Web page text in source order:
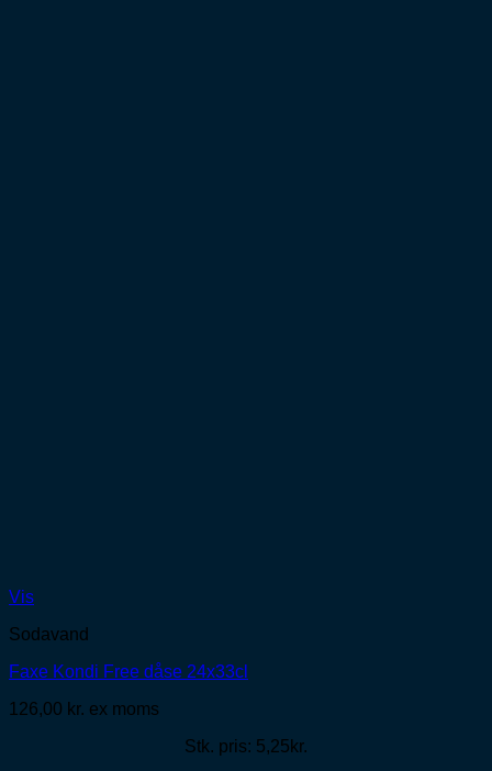
Vis
Sodavand
Faxe Kondi Free dåse 24x33cl
126,00 kr. ex moms
Stk. pris: 5,25kr.